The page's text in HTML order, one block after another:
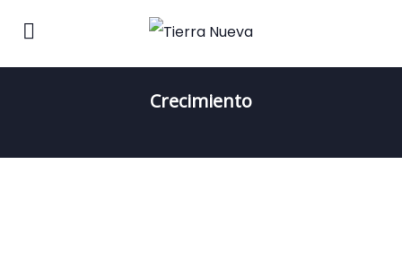
Crecimiento